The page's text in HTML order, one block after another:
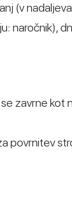
(v
naročnik),
zavrne kot
povrnitev